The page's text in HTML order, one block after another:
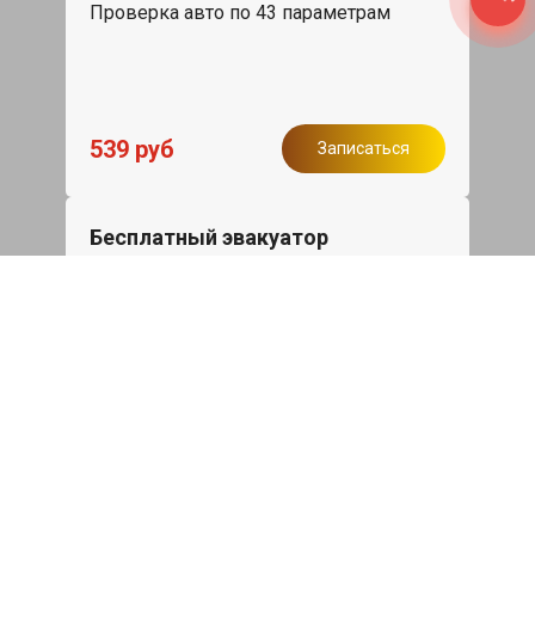
Проверка авто по 43 параметрам
539 руб Записаться
Бесплатный эвакуатор